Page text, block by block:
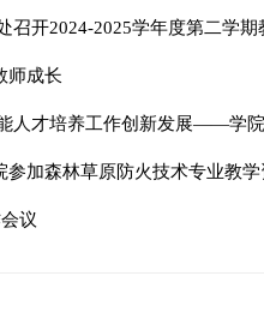
开2024-2025学年度第二学期
师成长
加森林草原防火技术专业教学
议